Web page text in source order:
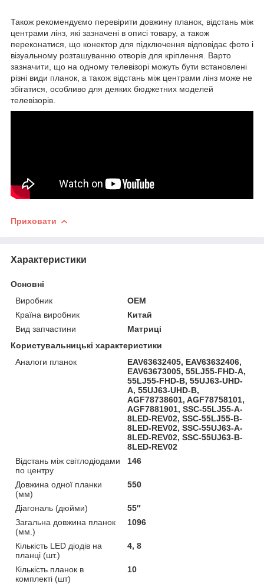
Також рекомендуємо перевірити довжину планок, відстань між
центрами лінз, які зазначені в описі товару, а також
переконатися, що конектор для підключення відповідає фото і
візуальному розташуванню отворів для кріплення. Варто
зазначити, що на одному телевізорі можуть бути встановлені
різні види планок, а також відстань між центрами лінз може не
збігатися, особливо для деяких бюджетних моделей
телевізорів.
Приховати
Характеристики
Основні
Виробник
OEM
Країна виробник
Китай
Вид запчастини
Матриці
Користувальницькі характеристики
Аналоги планок
EAV63632405, EAV63632406,
EAV63673005, 55LJ55-FHD-A,
55LJ55-FHD-B, 55UJ63-UHD-
A, 55UJ63-UHD-B,
AGF78738601, AGF78758101,
AGF7881901, SSC-55LJ55-A-
8LED-REV02, SSC-55LJ55-B-
8LED-REV02, SSC-55UJ63-A-
8LED-REV02, SSC-55UJ63-B-
8LED-REV02
Відстань між світлодіодами
по центру
146
Довжина одної планки
(мм)
550
Діагональ (дюйми)
55″
Загальна довжина планок
(мм.)
1096
Кількість LED діодів на
планці (шт.)
4, 8
Кількість планок в
комплекті (шт)
10